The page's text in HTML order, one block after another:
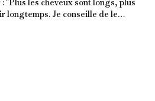
"Plus les cheveux sont longs, plus
longtemps. Je conseille de le